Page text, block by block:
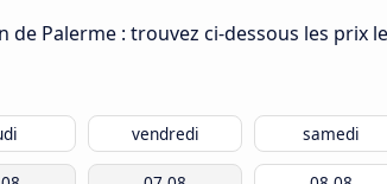
Palerme : trouvez ci-dessous les prix
vendredi samedi